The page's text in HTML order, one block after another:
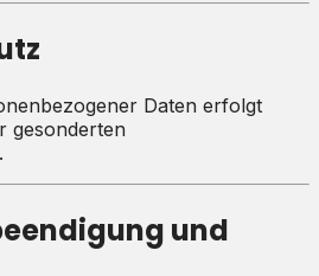
Daten erfolgt
gesonderten
und